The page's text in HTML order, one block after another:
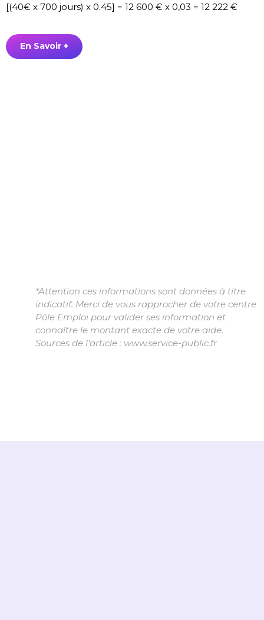
[(40€ x 700 jours) x 0.45] = 12 600 € x 0,03 = 12 222 €
En Savoir +
*Attention ces informations sont données à titre
indicatif. Merci de vous rapprocher de votre centre
Pôle Emploi pour valider ses information et
connaître le montant exacte de votre aide.
Sources de l’article : www.service-public.fr